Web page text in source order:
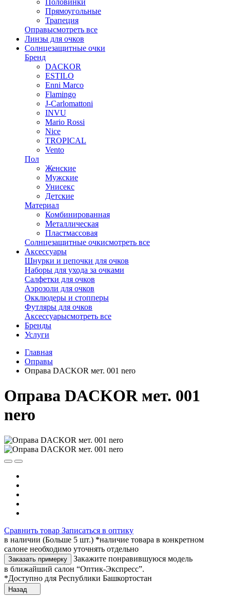
Прямоугольные
Трапеция
Оправысмотреть все
Линзы для очков
Солнцезащитные очки
Бренд
DACKOR
ESTILO
Enni Marco
Flamingo
J-Carlomattoni
INVU
Mario Rossi
Nice
TROPICAL
Vento
Пол
Женские
Мужские
Унисекс
Детские
Материал
Комбинированная
Металлическая
Пластмассовая
Солнцезащитные очкисмотреть все
Аксессуары
Шнурки и цепочки для очков
Наборы для ухода за очками
Салфетки для очков
Аэрозоли для очков
Окклюдеры и стопперы
Футляры для очков
Аксессуарысмотреть все
Бренды
Услуги
Главная
Оправы
Оправа DACKOR мет. 001 nero
Оправа DACKOR мет. 001
nero
Сравнить товар Записаться в оптику
в наличии (Больше 5 шт.) *наличие товара в конкретном
салоне необходимо уточнять отдельно
Заказать примерку
Закажите понравившуюся модель
в ближайший салон “Оптик-Экспресс”.
*Доступно для Республики Башкортостан
Назад